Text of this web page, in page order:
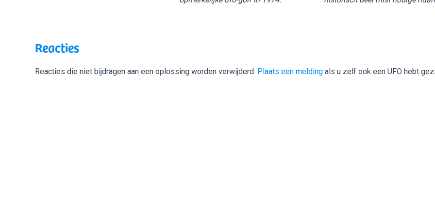
Reacties
Reacties die niet bijdragen aan een oplossing worden verwijderd. Plaats een melding als u zelf ook een UFO hebt